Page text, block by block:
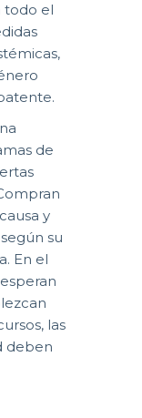
todo el
de
y
su
En el
las
deben